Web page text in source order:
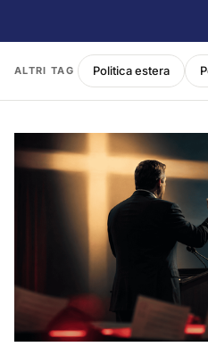
ALTRI TAG Politica estera